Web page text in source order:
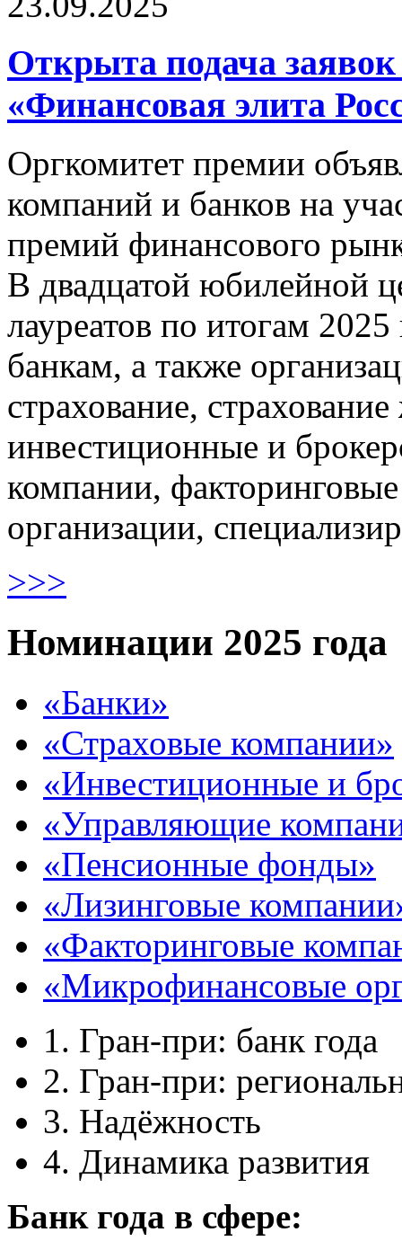
Открыта подача
«Финансовая элита
Оргкомитет премии
компаний и банков на
премий финансового
В двадцатой юбилейной
лауреатов по итогам
банкам, а также
страхование,
инвестиционные и
компании,
организации,
>>>
Номинации 2025 года
«Банки»
«Страховые компании»
«Инвестиционные и
«Управляющие
«Пенсионные фонды»
«Лизинговые
«Факторинговые
«Микрофинансовые
1. Гран-при: банк года
2. Гран-при:
3. Надёжность
4. Динамика развития
Банк года в сфере: